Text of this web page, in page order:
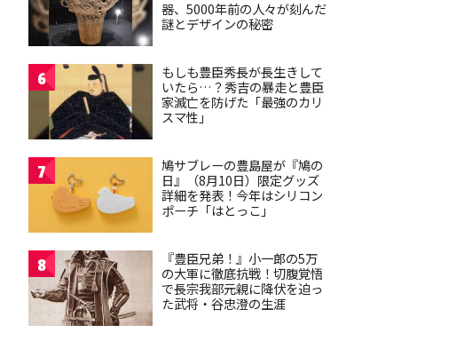
器、5000年前の人々が刻んだ
謎とデザインの秘密
6
もしも豊臣秀長が長生きして
いたら…？秀吉の暴走と豊臣
家滅亡を防げた「最強のカリ
スマ性」
7
鳩サブレーの豊島屋が『鳩の
日』（8月10日）限定グッズ
詳細を発表！今年はシリコン
ポーチ「はとっこ」
8
『豊臣兄弟！』小一郎の5万
の大軍に徹底抗戦！切腹覚悟
で長宗我部元親に降伏を迫っ
た武将・谷忠澄の生涯